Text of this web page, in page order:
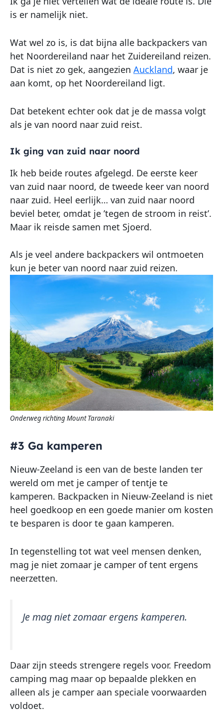
is er namelijk niet.
Wat wel zo is, is dat bijna alle backpackers van
het Noordereiland naar het Zuidereiland reizen.
Dat is niet zo gek, aangezien Auckland, waar je
aan komt, op het Noordereiland ligt.
Dat betekent echter ook dat je de massa volgt
als je van noord naar zuid reist.
Ik ging van zuid naar noord
Ik heb beide routes afgelegd. De eerste keer
van zuid naar noord, de tweede keer van noord
naar zuid. Heel eerlijk… van zuid naar noord
beviel beter, omdat je ’tegen de stroom in reist’.
Maar ik reisde samen met Sjoerd.
Als je veel andere backpackers wil ontmoeten
kun je beter van noord naar zuid reizen.
Onderweg richting Mount Taranaki
#3 Ga kamperen
Nieuw-Zeeland is een van de beste landen ter
wereld om met je camper of tentje te
kamperen. Backpacken in Nieuw-Zeeland is niet
heel goedkoop en een goede manier om kosten
te besparen is door te gaan kamperen.
In tegenstelling tot wat veel mensen denken,
mag je niet zomaar je camper of tent ergens
neerzetten.
Je mag niet zomaar ergens kamperen.
Daar zijn steeds strengere regels voor. Freedom
camping mag maar op bepaalde plekken en
alleen als je camper aan speciale voorwaarden
voldoet.